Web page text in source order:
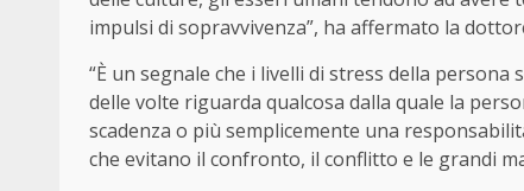
impulsi di sopravvivenza”, ha affermato la
“È un segnale che i livelli di stress della
delle volte riguarda qualcosa dalla quale la
scadenza o più semplicemente una
che evitano il confronto, il conflitto e le grandi